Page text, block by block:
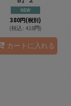
380円(税別)
(税込: 418円)
カートに入れる